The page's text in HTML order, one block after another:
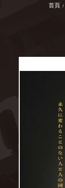
首頁